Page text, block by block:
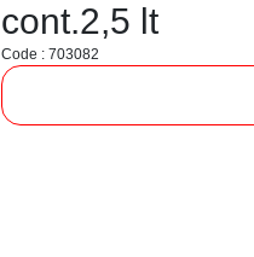
cont.2,5 lt
Code : 703082